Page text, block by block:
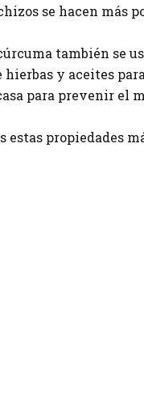
se hacen más
también se
hierbas y aceites
para prevenir el
estas propiedades